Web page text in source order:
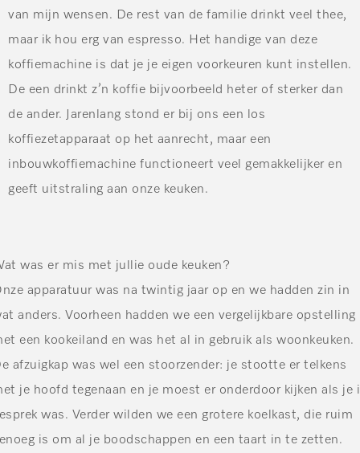
van mijn wensen. De rest van de familie drinkt veel thee,
maar ik hou erg van espresso. Het handige van deze
koffiemachine is dat je je eigen voorkeuren kunt instellen.
De een drinkt z’n koffie bijvoorbeeld heter of sterker dan
de ander. Jarenlang stond er bij ons een los
koffiezetapparaat op het aanrecht, maar een
inbouwkoffiemachine functioneert veel gemakkelijker en
geeft uitstraling aan onze keuken.
was er mis met jullie oude keuken?
apparatuur was na twintig jaar op en we hadden zin in
anders. Voorheen hadden we een vergelijkbare opstelling
een kookeiland en was het al in gebruik als woonkeuken.
afzuigkap was wel een stoorzender: je stootte er telkens
je hoofd tegenaan en je moest er onderdoor kijken als je
was. Verder wilden we een grotere koelkast, die ruim
is om al je boodschappen en een taart in te zetten.